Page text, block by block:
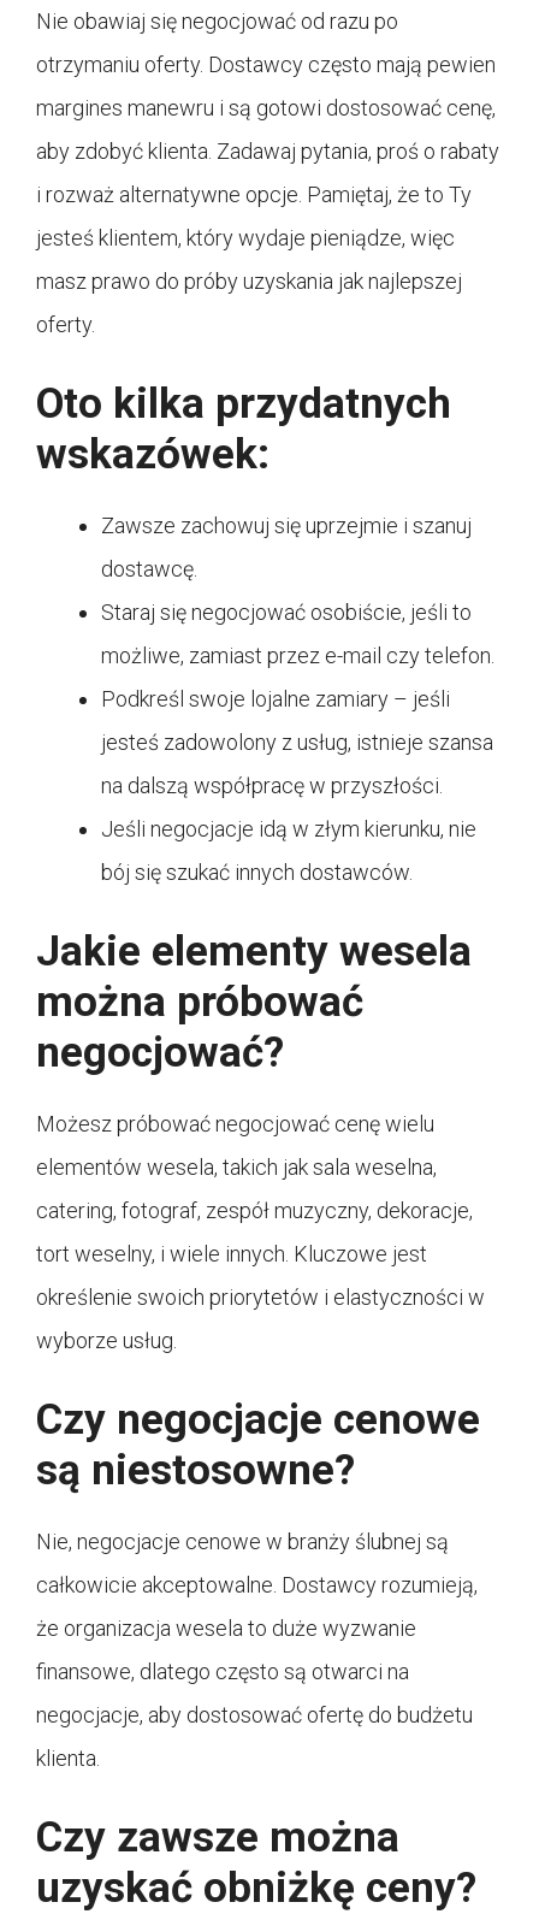
Nie obawiaj się negocjować od razu po
otrzymaniu oferty. Dostawcy często mają pewien
margines manewru i są gotowi dostosować cenę,
aby zdobyć klienta. Zadawaj pytania, proś o rabaty
i rozważ alternatywne opcje. Pamiętaj, że to Ty
jesteś klientem, który wydaje pieniądze, więc
masz prawo do próby uzyskania jak najlepszej
oferty.
Oto kilka przydatnych
wskazówek:
Zawsze zachowuj się uprzejmie i szanuj
dostawcę.
Staraj się negocjować osobiście, jeśli to
możliwe, zamiast przez e-mail czy telefon.
Podkreśl swoje lojalne zamiary – jeśli
jesteś zadowolony z usług, istnieje szansa
na dalszą współpracę w przyszłości.
Jeśli negocjacje idą w złym kierunku, nie
bój się szukać innych dostawców.
Jakie elementy wesela
można próbować
negocjować?
Możesz próbować negocjować cenę wielu
elementów wesela, takich jak sala weselna,
catering, fotograf, zespół muzyczny, dekoracje,
tort weselny, i wiele innych. Kluczowe jest
określenie swoich priorytetów i elastyczności w
wyborze usług.
Czy negocjacje cenowe
są niestosowne?
Nie, negocjacje cenowe w branży ślubnej są
całkowicie akceptowalne. Dostawcy rozumieją,
że organizacja wesela to duże wyzwanie
finansowe, dlatego często są otwarci na
negocjacje, aby dostosować ofertę do budżetu
klienta.
Czy zawsze można
uzyskać obniżkę ceny?